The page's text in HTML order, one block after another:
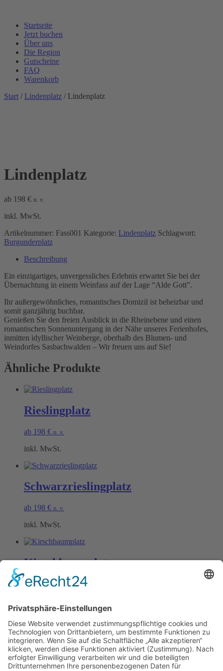
Startseite
Jetzt buchen
Über uns
Die Region
Gutscheine
FAQ
Warenkorb
Start / Lindenplatz / Lindenplatz
Lindenplatz
ab 198 € n. v.
inkl. MwSt.
Artikelnummer: Fass001 Kategorie: Lindenplatz Schlagwort:
Burgunderplatz
Beschreibung
Ein einzigartiges, unvergessliches Erlebnis erwartet Sie bei der
Übernachtung in einem Weinfass auf der Lage “Alde Gott”.
Ihr außergewöhnliches, romantisches Domizil ist beheizbar und
somit ganzjährig buchbar.
Genießen Sie den freien Ausblick in die Rheinebene und einen
romantischen Sonnenuntergang in der Nähe unseres Ferienhofes,
inmitten idyllischer Weinberge, oberhalb des Blumen- und
Weindorfes Sasbachwalden – Wir freuen uns auf Sie!
Ähnliche Produkte
Rieslingplatz
ab 198 € n. v.
inkl. MwSt.
Schwarzrieslingplatz
ab 198 € n. v.
inkl. MwSt.
Kirschbaumplatz
ab 198€ n. v.
Öffnungszeiten Büro und Hofladen:
Hofladen:
Montag bis Sonntag von 09:00 – 11:30 Uhr und 14:00 – 18:00 Uhr
Telefonisch erreichen Sie uns: